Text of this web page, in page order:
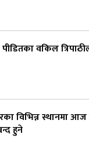
वकिल
विभिन्न स्थानमा आज
हुने